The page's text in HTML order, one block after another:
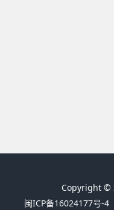
Copyright ©
闽ICP备16024177号-4